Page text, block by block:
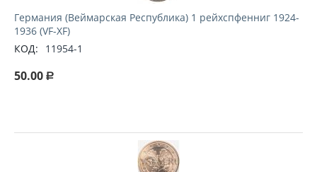
Германия (Веймарская Республика) 1 рейхспфенниг 1924-
1936 (VF-XF)
КОД:
11954-1
50.00 Р